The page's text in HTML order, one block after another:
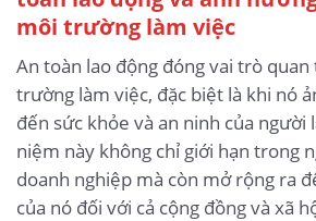
môi trường làm việc
An toàn lao động đóng vai trò
trường làm việc, đặc biệt là khi nó
đến sức khỏe và an ninh của người
niệm này không chỉ giới hạn trong
doanh nghiệp mà còn mở rộng ra
của nó đối với cả cộng đồng và xã